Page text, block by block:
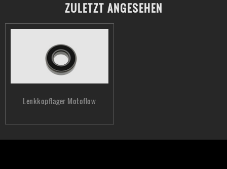
ZULETZT ANGESEHEN
Lenkkopflager Motoflow